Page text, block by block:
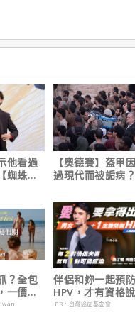
他看過
蜘蛛
【奧德賽】盔甲
過現代而被詬病
自解釋！
？全包
一價搞
錢更
伴侶和妳一起預防
HPV，才有資格
妳！
PR・台灣癌症基金會